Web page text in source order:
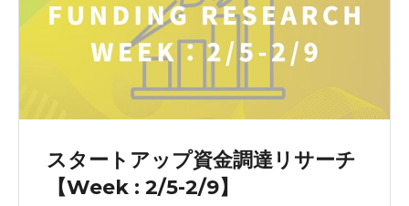
スタートアップ資金調達リサーチ
【Week : 2/5-2/9】